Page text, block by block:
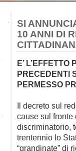
SI
10 ANNI DI
E’
PRECEDENTI
PERMESSO
Il decreto sul
cause sul
discriminatorio,
trentennio lo
“grandinate” di